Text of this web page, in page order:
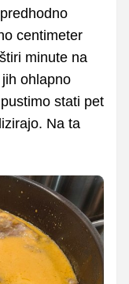
centimeter
minute na
ohlapno
stati pet
Na ta